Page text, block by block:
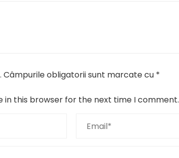
Câmpurile obligatorii sunt marcate cu *
in this browser for the next time I comment.